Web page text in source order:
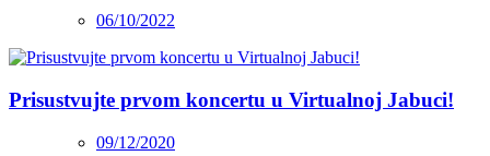
06/10/2022
Prisustvujte prvom koncertu u Virtualnoj Jabuci!
09/12/2020